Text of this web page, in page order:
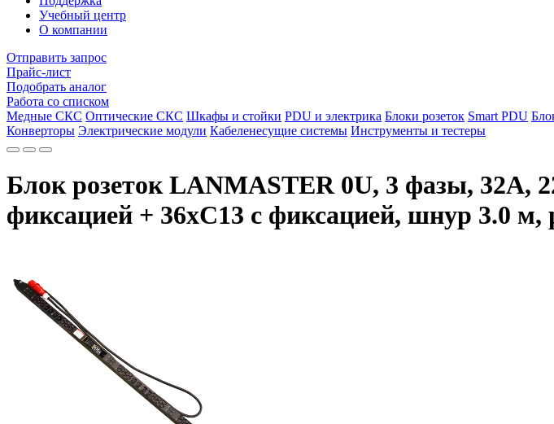
Учебный центр
О компании
Отправить запрос
Прайс-лист
Подобрать аналог
Работа со списком
Медные СКС Оптические СКС Шкафы и стойки PDU и электрика Блоки розеток Smart PDU
Конверторы Электрические модули Кабеленесущие системы Инструменты и тестеры
Блок розеток LANMASTER 0U, 3 фазы, 32A,
фиксацией + 36xC13 с фиксацией, шнур 3.0 м,